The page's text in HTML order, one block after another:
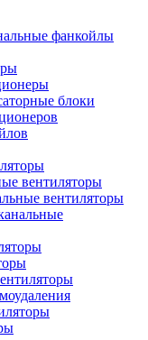
фанкойлы
блоки
вентиляторы
вентиляторы